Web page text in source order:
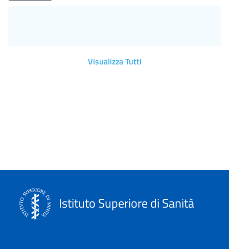
Visualizza Tutti
Istituto Superiore di Sanità